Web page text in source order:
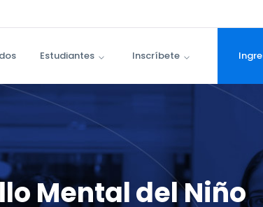
Estudiantes Inscríbete
Mental del Niño